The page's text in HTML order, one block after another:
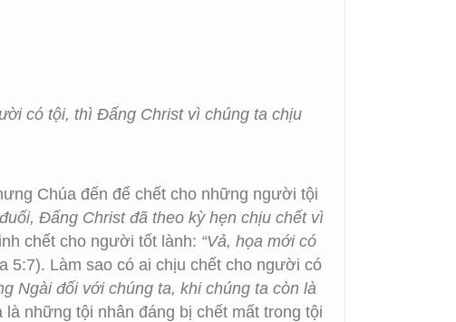
có tội, thì Đấng Christ vì chúng ta chịu
Chúa đến để chết cho những người tội
Đấng Christ đã theo kỳ hẹn chịu chết vì
chết cho người tốt lành: “Vả, họa mới có
5:7). Làm sao có ai chịu chết cho người có
Ngài đối với chúng ta, khi chúng ta còn là
những tội nhân đáng bị chết mất trong tội